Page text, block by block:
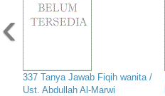
337 Tanya Jawab Fiqih wanita /
Ust. Abdullah Al-Marwi
‹